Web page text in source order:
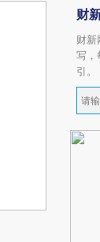
财
财新
写，
引。